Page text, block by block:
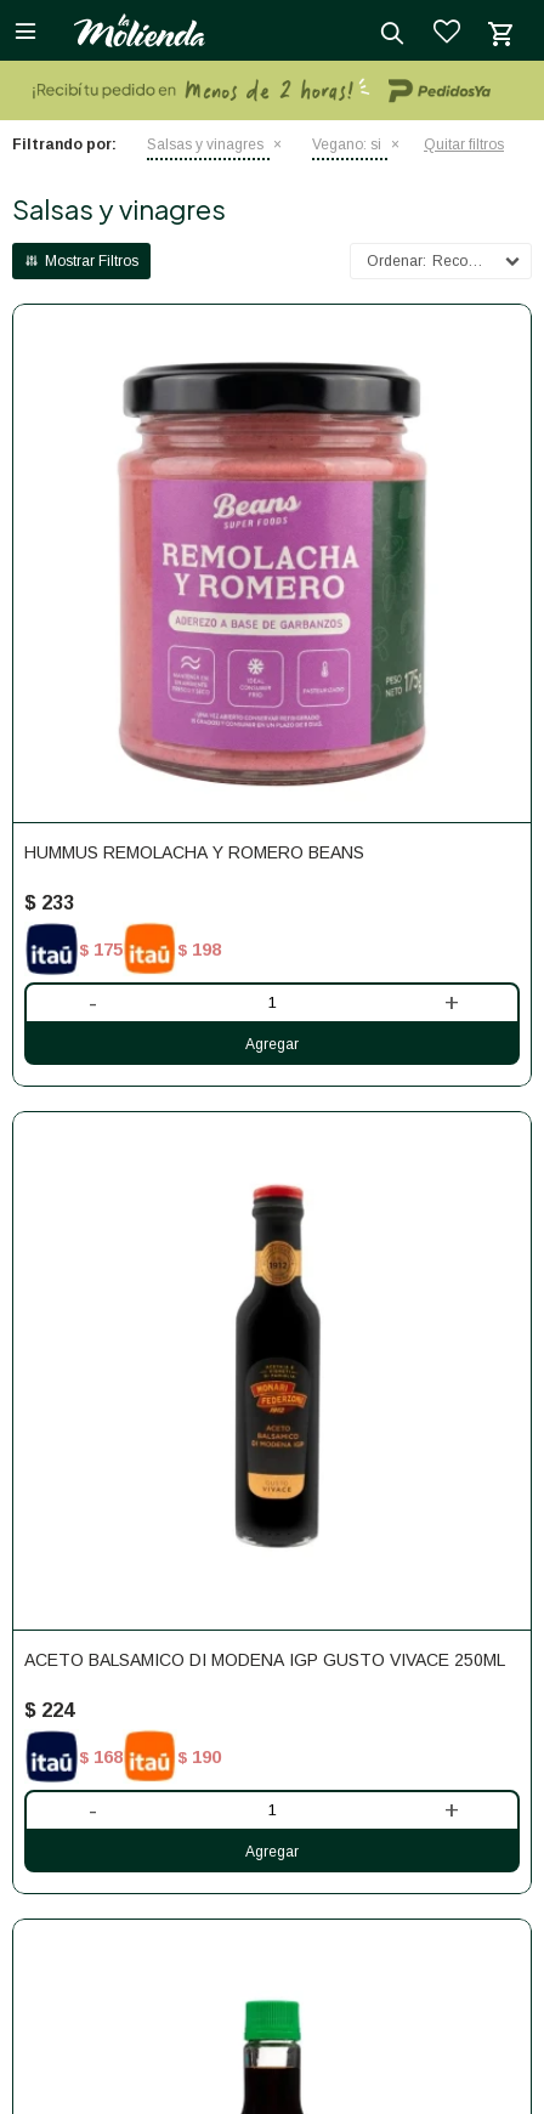

Filtrando por: Salsas y vinagres Vegano: si Quitar filtros
Salsas y vinagres
Recomendados
HUMMUS REMOLACHA Y ROMERO BEANS
$ 233
$ 175 $ 198
- +
ACETO BALSAMICO DI MODENA IGP GUSTO VIVACE 250ML
$ 224
$ 168 $ 190
- +